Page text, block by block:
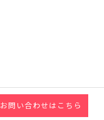
お問い合わせはこちら